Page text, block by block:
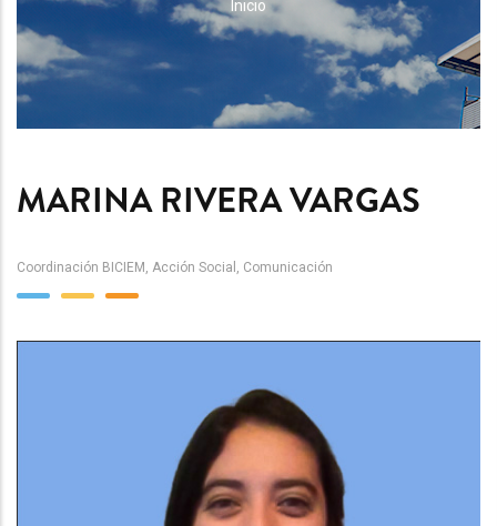
RUTA
DE
NAVEGACIÓN
Inicio
MARINA RIVERA VARGAS
Coordinación BICIEM, Acción Social, Comunicación